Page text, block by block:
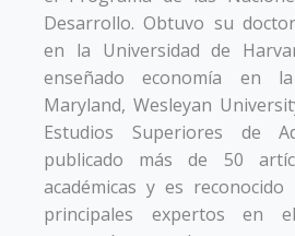
Desarrollo. Obtuvo su
en la Universidad de
enseñado economía en
Maryland, Wesleyan
Estudios Superiores de
publicado más de 50
académicas y es
principales expertos en